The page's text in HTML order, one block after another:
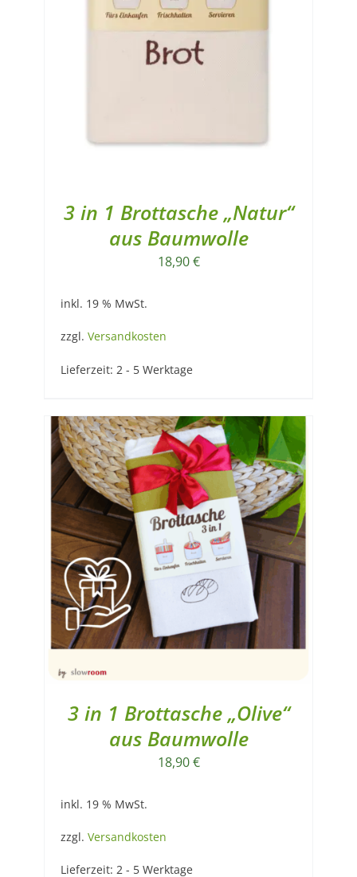
3 in 1 Brottasche „Natur“
aus Baumwolle
18,90€
inkl. 19 % MwSt.
zzgl. Versandkosten
Lieferzeit: 2 - 5 Werktage
3 in 1 Brottasche „Olive“
aus Baumwolle
18,90€
inkl. 19 % MwSt.
zzgl. Versandkosten
Lieferzeit: 2 - 5 Werktage